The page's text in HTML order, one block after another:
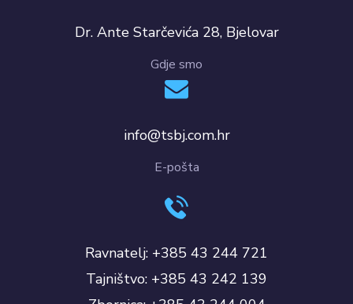
Dr. Ante Starčevića 28, Bjelovar
Gdje smo
info@tsbj.com.hr
E-pošta
Ravnatelj: +385 43 244 721
Tajništvo: +385 43 242 139